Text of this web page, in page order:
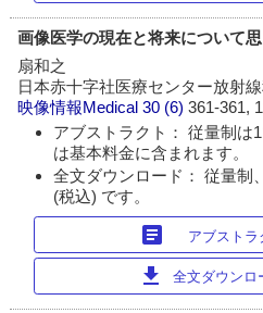
画像医学の現在と将来について思
扇和之
日本赤十字社医療センター放射
映像情報Medical 30 (6)361-361,
アブストラクト： 従量制は
は基本料金に含まれます。
全文ダウンロード： 従量制
(税込) です。
article アブストラ
download 全文ダウンロ